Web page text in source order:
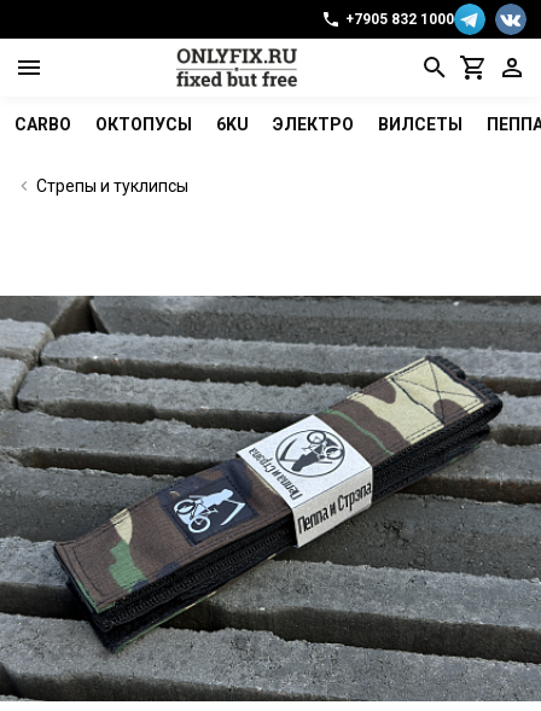
+7905 832 1000
CARBO ОКТОПУСЫ 6KU ЭЛЕКТРО ВИЛСЕТЫ
Стрепы и туклипсы